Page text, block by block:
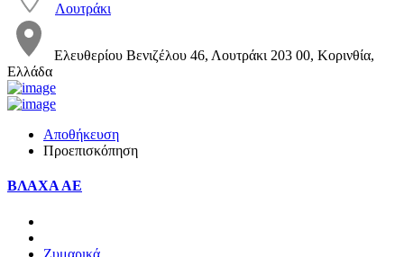
Λουτράκι
Ελευθερίου Βενιζέλου 46, Λουτράκι 203 00, Κορινθία,
Ελλάδα
Αποθήκευση
Προεπισκόπηση
ΒΛΑΧΑ ΑΕ
Ζυμαρικά